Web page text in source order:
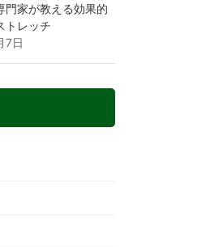
門家が教える効果的
トレッチ
7日